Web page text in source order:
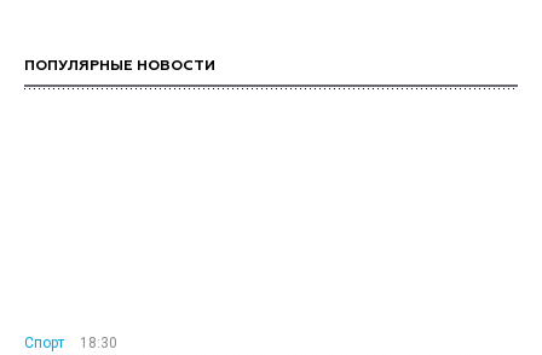
ПОПУЛЯРНЫЕ НОВОСТИ
Спорт
18:30